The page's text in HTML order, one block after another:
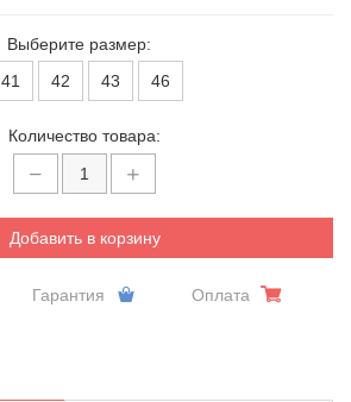
Выберите размер:
41
42 43 46
Количество товара:
Добавить в корзину
Гарантия Оплата